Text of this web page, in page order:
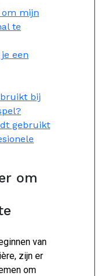
mijn
te
een
bij
gebruikt
om
van
zijn er
om